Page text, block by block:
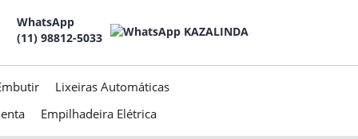
WhatsApp
(11) 98812-5033
Lixeiras Automáticas
Empilhadeira Elétrica